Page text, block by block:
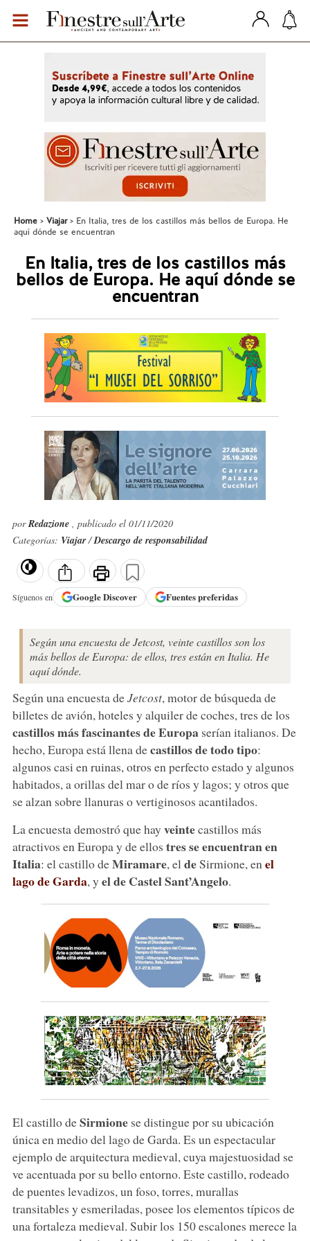
Home Viajar
En Italia, tres de los castillos más bellos de Europa. He
aquí dónde se encuentran
En Italia, tres de los castillos más
bellos de Europa. He aquí dónde se
encuentran
porRedazione , publicado el 01/11/2020
Categorías: Viajar/Descargo de responsabilidad
Síguenos en GoogleDiscover Fuentes preferidas
Según una encuesta de Jetcost, veinte castillos son los
más bellos de Europa: de ellos, tres están en Italia. He
aquí dónde.
Según una encuesta deJetcost, motor de búsqueda de
billetes de avión, hoteles y alquiler de coches, tres de los
castillos más fascinantes de Europa serían italianos. De
hecho, Europa está llena decastillos de todo tipo:
algunos casi en ruinas, otros en perfecto estado y algunos
habitados, a orillas del mar o de ríos y lagos; y otros que
se alzan sobre llanuras o vertiginosos acantilados.
La encuesta demostró que hay veintecastillos más
atractivos en Europa y de ellos tres se encuentran en
Italia: el castillo deMiramare, el deSirmione, en el
lago de Garda, y el de Castel Sant’Angelo.
El castillo deSirmionese distingue por su ubicación
única en medio del lago de Garda. Es un espectacular
ejemplo de arquitectura medieval, cuya majestuosidad se
ve acentuada por su bello entorno. Este castillo, rodeado
de puentes levadizos, un foso, torres, murallas
transitables y esmeriladas, posee los elementos típicos de
una fortaleza medieval. Subir los 150 escalones merece la